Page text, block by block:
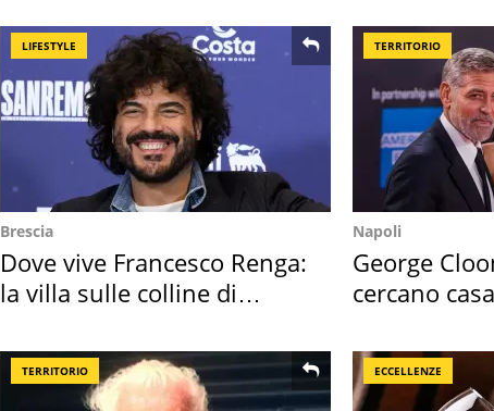
LIFESTYLE
Brescia
Dove vive Francesco Renga:
la villa sulle colline di
TERRITORIO
Napoli
George
cercano
TERRITORIO ECCELLENZE